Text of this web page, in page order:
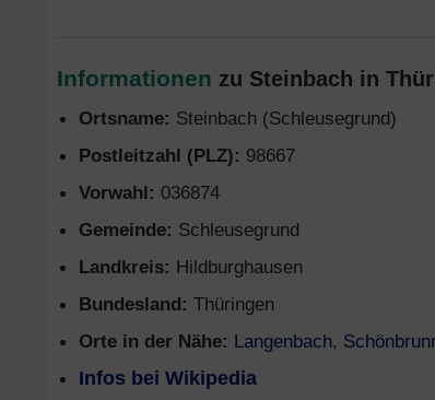
Informationen zu Steinbach in
Ortsname: Steinbach (Schleusegrund)
Postleitzahl (PLZ): 98667
Vorwahl: 036874
Gemeinde: Schleusegrund
Landkreis: Hildburghausen
Bundesland: Thüringen
Orte in der Nähe: Langenbach,
Infos bei Wikipedia